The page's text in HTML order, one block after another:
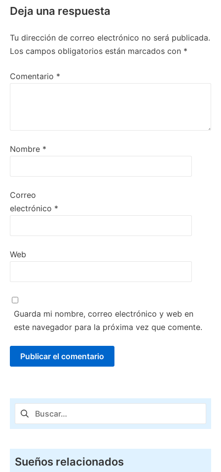
Deja una respuesta
Tu dirección de correo electrónico no será publicada.
Los campos obligatorios están marcados con *
Comentario *
Nombre *
Correo
electrónico *
Web
Guarda mi nombre, correo electrónico y web en
este navegador para la próxima vez que comente.
Buscar:
Sueños relacionados